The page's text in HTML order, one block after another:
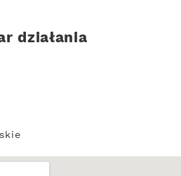
działania